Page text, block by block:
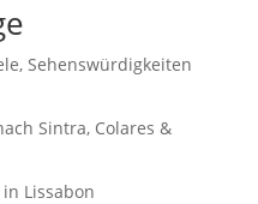
Sehenswürdigkeiten
Sintra, Colares &
Lissabon